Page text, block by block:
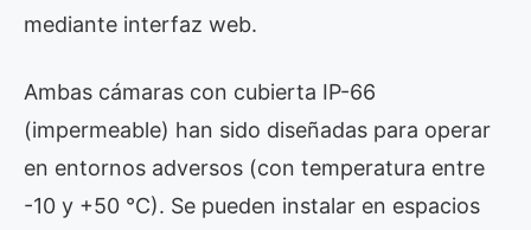
mediante interfaz web.
Ambas cámaras con cubierta IP-66
(impermeable) han sido diseñadas para operar
en entornos adversos (con temperatura entre
-10 y +50 °C). Se pueden instalar en espacios